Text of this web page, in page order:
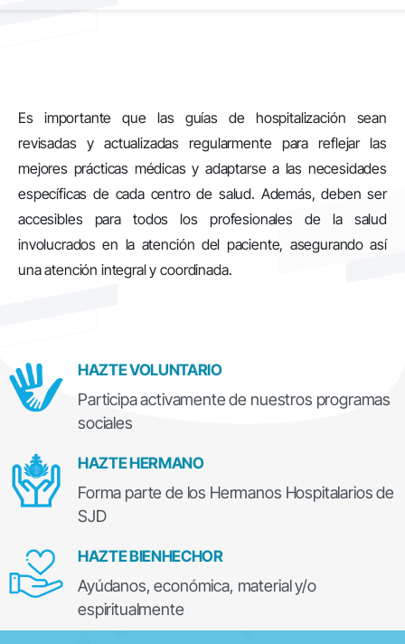
Es importante que las guías de hospitalización sean
revisadas y actualizadas regularmente para reflejar las
mejores prácticas médicas y adaptarse a las necesidades
específicas de cada centro de salud. Además, deben ser
accesibles para todos los profesionales de la salud
involucrados en la atención del paciente, asegurando así
una atención integral y coordinada.
HAZTE VOLUNTARIO
Participa activamente de nuestros programas
sociales
HAZTE HERMANO
Forma parte de los Hermanos Hospitalarios de
SJD
HAZTE BIENHECHOR
Ayúdanos, económica, material y/o
espiritualmente